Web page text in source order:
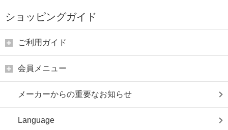
ショッピングガイド
ご利用ガイド
会員メニュー
メーカーからの重要なお知らせ
Language